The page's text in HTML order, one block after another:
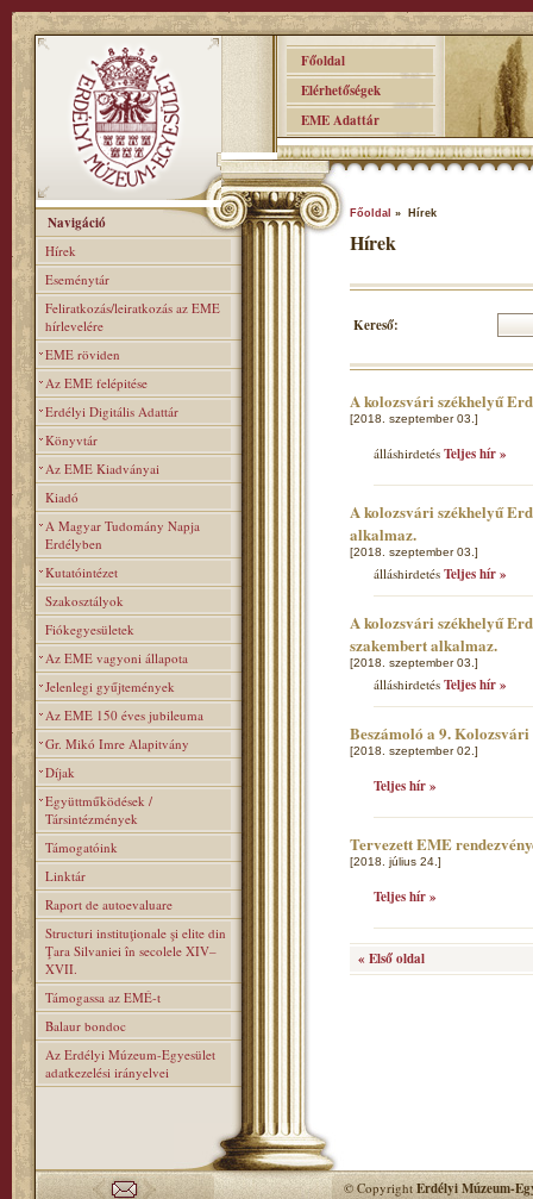
Főoldal
Elérhetőségek
EME Adattár
Navigáció
Hírek
Eseménytár
Feliratkozás/leiratkozás az EME
hírlevelére
EME röviden
Az EME felépitése
Erdélyi Digitális Adattár
Könyvtár
Az EME Kiadványai
Kiadó
A Magyar Tudomány Napja
Erdélyben
Kutatóintézet
Szakosztályok
Fiókegyesületek
Az EME vagyoni állapota
Jelenlegi gyűjtemények
Az EME 150 éves jubileuma
Gr. Mikó Imre Alapitvány
Díjak
Együttműködések /
Társintézmények
Támogatóink
Linktár
Raport de autoevaluare
Structuri instituţionale şi elite din
Ţara Silvaniei în secolele XIV–
XVII.
Támogassa az EMÉ-t
Balaur bondoc
Az Erdélyi Múzeum-Egyesület
adatkezelési irányelvei
Főoldal » Hírek
Hírek
Kereső:
A kolozsvári székhelyű
[2018. szeptember 03.]
álláshirdetés Teljes hír »
A kolozsvári székhelyű
alkalmaz.
[2018. szeptember 03.]
álláshirdetés Teljes hír »
A kolozsvári székhelyű
szakembert alkalmaz.
[2018. szeptember 03.]
álláshirdetés Teljes hír »
Beszámoló a 9.
[2018. szeptember 02.]
Teljes hír »
Tervezett EME
[2018. július 24.]
Teljes hír »
« Első oldal
© CopyrightErdélyi Múzeum-